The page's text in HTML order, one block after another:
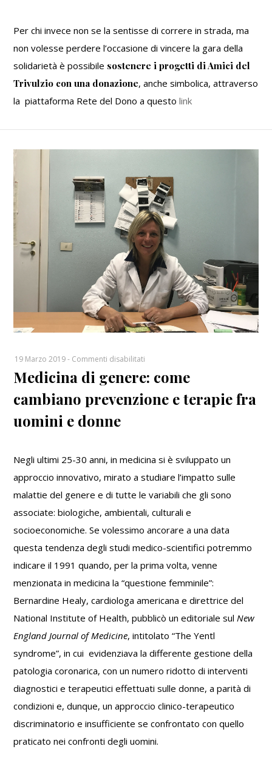
Per chi invece non se la sentisse di correre in strada, ma
non volesse perdere l’occasione di vincere la gara della
solidarietà è possibile sostenere i progetti di Amici del
Trivulzio con una donazione, anche simbolica, attraverso
la piattaforma Rete del Dono a questolink
19 Marzo 2019- Commenti disabilitati
di
genere:
e
fra
uomini
e
Medicina di genere: come
cambiano prevenzione e terapie fra
uomini e donne
Negli ultimi 25-30 anni, in medicina si è sviluppato un
approccio innovativo, mirato a studiare l’impatto sulle
malattie del genere e di tutte le variabili che gli sono
associate: biologiche, ambientali, culturali e
socioeconomiche. Se volessimo ancorare a una data
questa tendenza degli studi medico-scientifici potremmo
indicare il 1991 quando, per la prima volta, venne
menzionata in medicina la “questione femminile”:
Bernardine Healy, cardiologa americana e direttrice del
National Institute of Health, pubblicò un editoriale sulNew
England Journal of Medicine, intitolato “The Yentl
syndrome”, in cui evidenziava la differente gestione della
patologia coronarica, con un numero ridotto di interventi
diagnostici e terapeutici effettuati sulle donne, a parità di
condizioni e, dunque, un approccio clinico-terapeutico
discriminatorio e insufficiente se confrontato con quello
praticato nei confronti degli uomini.